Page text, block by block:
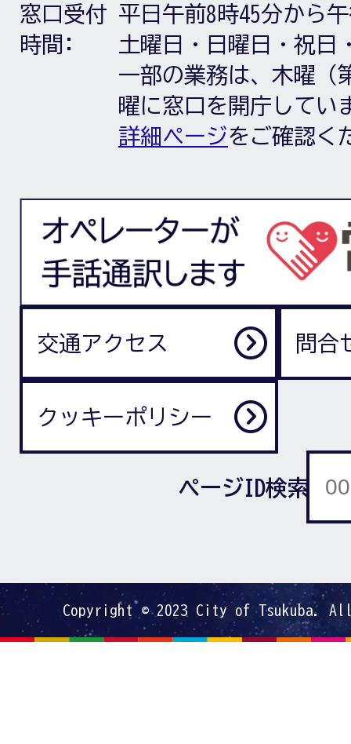
窓口受付
時間:
平日午前8時45分から
土曜日・日曜日・祝日
一部の業務は、木曜（
曜に窓口を開庁してい
詳細ページをご確認く
交通アクセス 問合
クッキーポリシー
ページID検索
Copyright © 2023 City of Tsukuba.